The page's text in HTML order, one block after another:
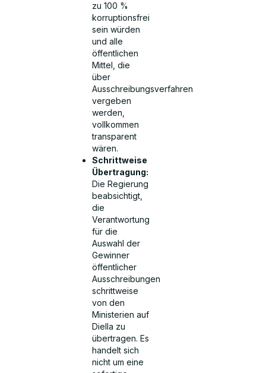
zu 100 %
korruptionsfrei
sein würden
und alle
öffentlichen
Mittel, die
über
Ausschreibungsverfahren
vergeben
werden,
vollkommen
transparent
wären.
Schrittweise
Übertragung:
Die Regierung
beabsichtigt,
die
Verantwortung
für die
Auswahl der
Gewinner
öffentlicher
Ausschreibungen
schrittweise
von den
Ministerien auf
Diella zu
übertragen. Es
handelt sich
nicht um eine